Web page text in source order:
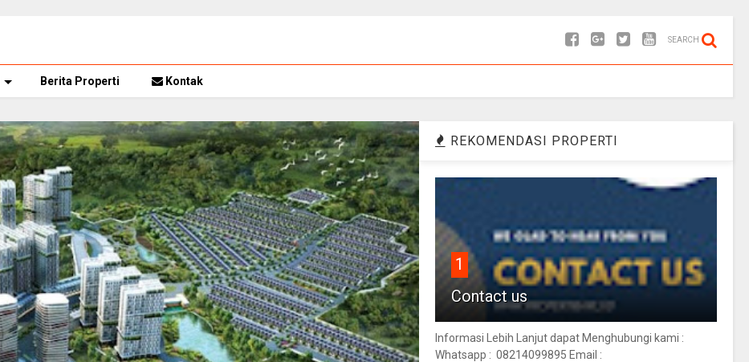
SEARCH
Berita Properti Kontak
REKOMENDASI PROPERTI
1
Contact us
Informasi Lebih Lanjut dapat Menghubungi kami :
Whatsapp : 08214099895 Email :